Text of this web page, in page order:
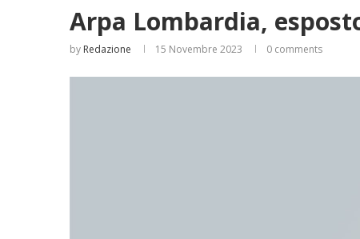
Arpa Lombardia,
by Redazione 15 Novembre 2023 0 comments